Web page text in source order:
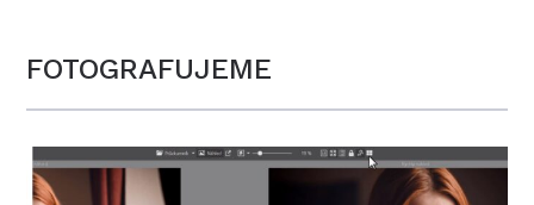
FOTOGRAFUJEME